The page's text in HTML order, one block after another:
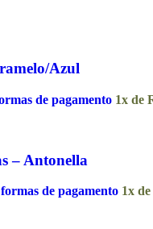
Azul
de pagamento 1x de
– Antonella
de pagamento 1x de